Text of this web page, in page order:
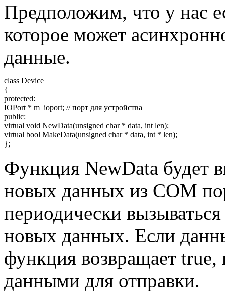
Предположим, что у нас
которое может
данные.
class Device
{
protected:
IOPort * m_ioport; // порт для устройства
public:
virtual void NewData(unsigned char * data, int len);
virtual bool MakeData(unsigned char * data, int * len);
};
Функция NewData будет
новых данных из COM
периодически
новых данных. Если
функция возвращает true,
данными для отправки.